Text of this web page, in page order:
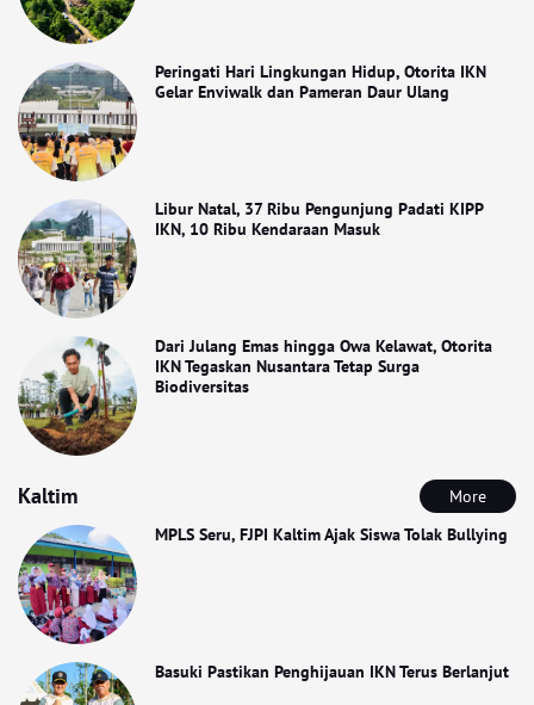
Peringati Hari Lingkungan Hidup, Otorita IKN
Gelar Enviwalk dan Pameran Daur Ulang
Libur Natal, 37 Ribu Pengunjung Padati KIPP
IKN, 10 Ribu Kendaraan Masuk
Dari Julang Emas hingga Owa Kelawat, Otorita
IKN Tegaskan Nusantara Tetap Surga
Biodiversitas
Kaltim
More
MPLS Seru, FJPI Kaltim Ajak Siswa Tolak Bullying
Basuki Pastikan Penghijauan IKN Terus Berlanjut